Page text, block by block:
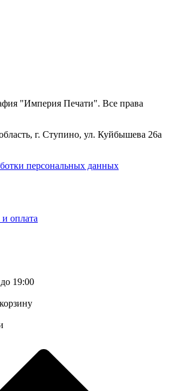
"Империя Печати". Все права
г. Ступино, ул. Куйбышева 26а
персональных данных
и оплата
19:00